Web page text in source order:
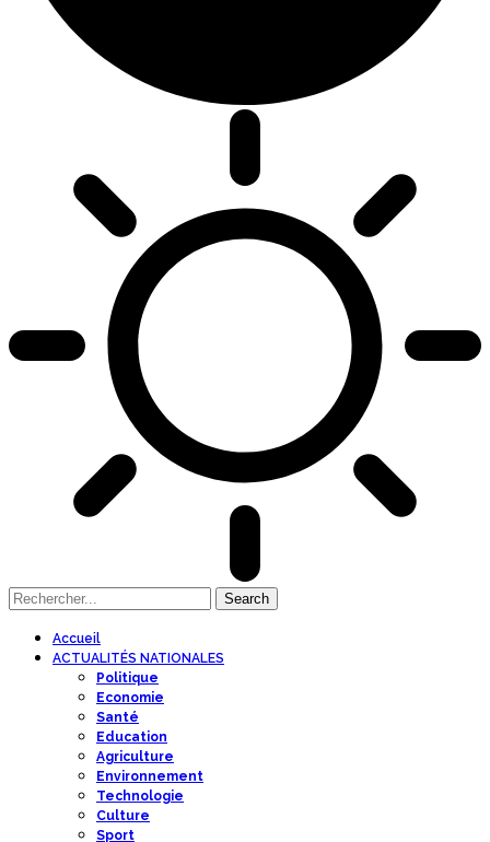
Accueil
ACTUALITÉS NATIONALES
Politique
Economie
Santé
Education
Agriculture
Environnement
Technologie
Culture
Sport